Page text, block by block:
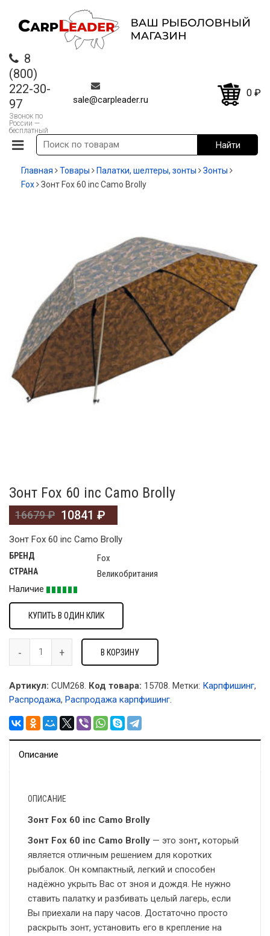
8
(800)
222-30-
97
Звонок по
России —
бесплатный
sale@carpleader.ru
0 ₽
Главная Товары Палатки, шелтеры, зонты
Зонты
Fox
Зонт Fox 60 inc Camo Brolly
Зонт Fox 60 inc Camo Brolly
16679₽ 10841 ₽
Зонт Fox 60 inc Camo Brolly
БРЕНД Fox
СТРАНА
Великобритания
Наличие
КУПИТЬ В ОДИН КЛИК
В КОРЗИНУ
Артикул: CUM268. Код товара: 15708. Метки: Карпфишинг,
Распродажа, Распродажа карпфишинг.
Описание
ОПИСАНИЕ
Зонт Fox 60 inc Camo Brolly
Зонт Fox 60 inc Camo Brolly — это зонт, который
является отличным решением для коротких
рыбалок. Он компактный, легкий и способен
надёжно укрыть Вас от зноя и дождя. Не нужно
ставить палатку и разбивать целый лагерь, если
Вы приехали на пару часов. Достаточно просто
раскрыть зонт, установить его в крепление на